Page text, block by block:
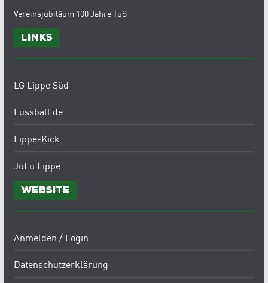
Vereinsjubiläum 100 Jahre TuS
Links
LG Lippe Süd
Fussball.de
Lippe-Kick
JuFu Lippe
Website
Anmelden / Login
Datenschutzerklärung